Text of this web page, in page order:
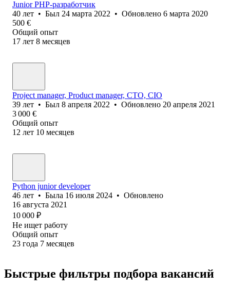
Junior PHP-разработчик
40 лет • Был 24 марта 2022 • Обновлено 6 марта 2020
500 €
Общий опыт
17 лет 8 месяцев
Project manager, Product manager, CTO, CIO
39 лет • Был 8 апреля 2022 • Обновлено 20 апреля 2021
3 000 €
Общий опыт
12 лет 10 месяцев
Python junior developer
46 лет • Была 16 июля 2024 • Обновлено
16 августа 2021
10 000 ₽
Не ищет работу
Общий опыт
23 года 7 месяцев
Быстрые фильтры подбора вакансий